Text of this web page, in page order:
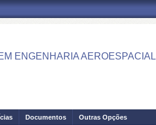
ENGENHARIA AEROESPACIAL
Documentos Outras Opções